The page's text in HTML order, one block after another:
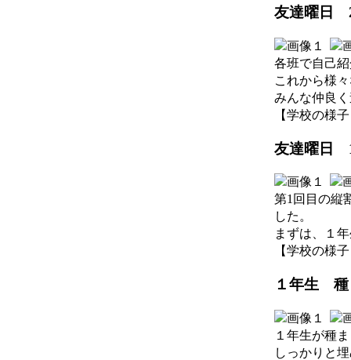
友達曜日
各班で自己
これから様
みんな仲良
【学校の様
友達曜日
第1回目の縦
した。
まずは、１
【学校の様
１年生 種
１年生が種
しっかりと